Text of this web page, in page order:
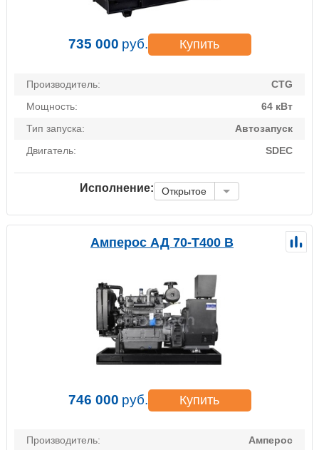
735 000 руб. Купить
Производитель:
CTG
Мощность:
64 кВт
Тип запуска:
Автозапуск
Двигатель:
SDEC
Исполнение: Открытое
Амперос АД 70-Т400 B
746 000 руб. Купить
Производитель:
Амперос